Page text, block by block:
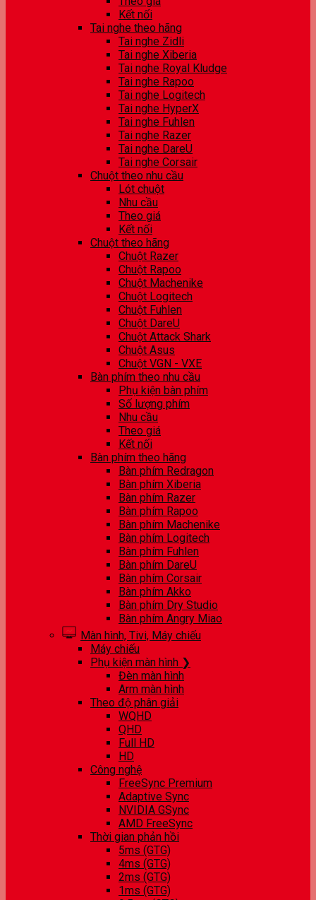
Kết nối
Tai nghe theo hãng
Tai nghe Zidli
Tai nghe Xiberia
Tai nghe Royal Kludge
Tai nghe Rapoo
Tai nghe Logitech
Tai nghe HyperX
Tai nghe Fuhlen
Tai nghe Razer
Tai nghe DareU
Tai nghe Corsair
Chuột theo nhu cầu
Lót chuột
Nhu cầu
Theo giá
Kết nối
Chuột theo hãng
Chuột Razer
Chuột Rapoo
Chuột Machenike
Chuột Logitech
Chuột Fuhlen
Chuột DareU
Chuột Attack Shark
Chuột Asus
Chuột VGN - VXE
Bàn phím theo nhu cầu
Phụ kiện bàn phím
Số lượng phím
Nhu cầu
Theo giá
Kết nối
Bàn phím theo hãng
Bàn phím Redragon
Bàn phím Xiberia
Bàn phím Razer
Bàn phím Rapoo
Bàn phím Machenike
Bàn phím Logitech
Bàn phím Fuhlen
Bàn phím DareU
Bàn phím Corsair
Bàn phím Akko
Bàn phím Dry Studio
Bàn phím Angry Miao
Màn hình, Tivi, Máy chiếu
Máy chiếu
Phụ kiện màn hình ❯
Đèn màn hình
Arm màn hình
Theo độ phân giải
WQHD
QHD
Full HD
HD
Công nghệ
FreeSync Premium
Adaptive Sync
NVIDIA GSync
AMD FreeSync
Thời gian phản hồi
5ms (GTG)
4ms (GTG)
2ms (GTG)
1ms (GTG)